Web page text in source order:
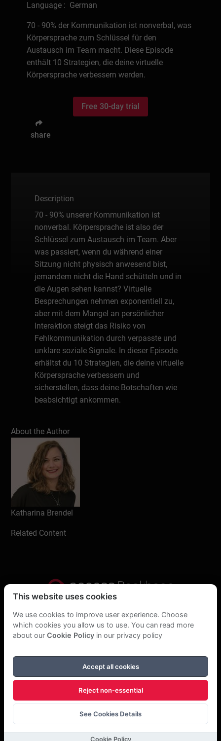
Language : German
70 - 90% der Kommunikation ist nonverbal, was
Körpersprache zum Schlüssel für den
Austausch im Team macht. Diese Episode
enthält 10 Strategien, die deine virtuelle
Körpersprache verbessern werden.
Free 30-day trial
share
Description
70 - 90% unserer Kommunikation ist
nonverbal. Körpersprache ist also der
Schlüssel zum Austausch im Team. Aber
was passiert, wenn du während einer
Sitzung nicht physisch anwesend bist,
jemandem nicht die Hand schütteln und in
die Augen sehen kannst? Virtuelle
Besprechungen nehmen exponentiell zu,
aber mit dem Mangel an persönlicher
Interaktion steigt das Risiko von
Fehlkommunikation durch verpasste und
unklare soziale Signale. In dieser Episode
erhältst du 10 Strategien, die deine virtuelle
Körpersprache verbessern und
sicherstellen, dass deine Botschaften wie
beabsichtigt ankommen.
Kat Brendels Liebe zu Geschichten führte
sie dazu Journalismus zu studieren und
eine Karriere in den Medien aufzubauen. Im
Rahmen ihrer weltweiten
Marketingerfahrung lernte sie, wie
Storytelling Unternehmen vorantreiben
kann. Sie hat den Leading Rebels Podcast
Kickass Menschen wie dir, deinen Podcast
Write a review
About the Author
Katharina Brendel
Related Content
Privacy Statement
About Us
Cookie Policy
Copyright Bookboon 2026
This website uses cookies
We use cookies to improve user experience. Choose
which cookies you allow us to use. You can read more
about our Cookie Policyin our privacy policy
Accept all cookies
Reject non-essential
See Cookies Details
Cookie Policy